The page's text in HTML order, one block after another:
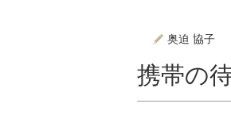
奥迫 協子
携帯の